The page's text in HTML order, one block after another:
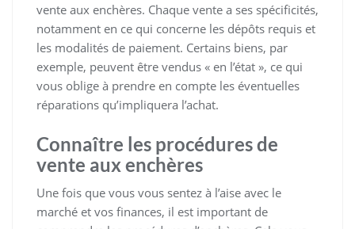
vente aux enchères. Chaque vente a ses spécificités,
notamment en ce qui concerne les dépôts requis et
les modalités de paiement. Certains biens, par
exemple, peuvent être vendus « en l’état », ce qui
vous oblige à prendre en compte les éventuelles
réparations qu’impliquera l’achat.
Connaître les procédures de
vente aux enchères
Une fois que vous vous sentez à l’aise avec le
marché et vos finances, il est important de